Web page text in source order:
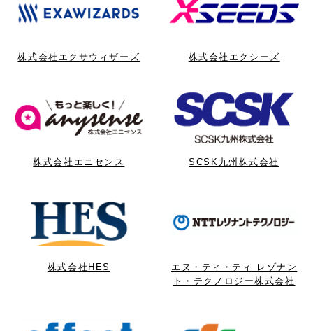
株式会社エクサウィザーズ 株式会社エクシーズ
株式会社エニセンス SCSK九州株式会社
株式会社HES
エヌ・ティ・ティ レゾナン
ト・テクノロジー株式会社